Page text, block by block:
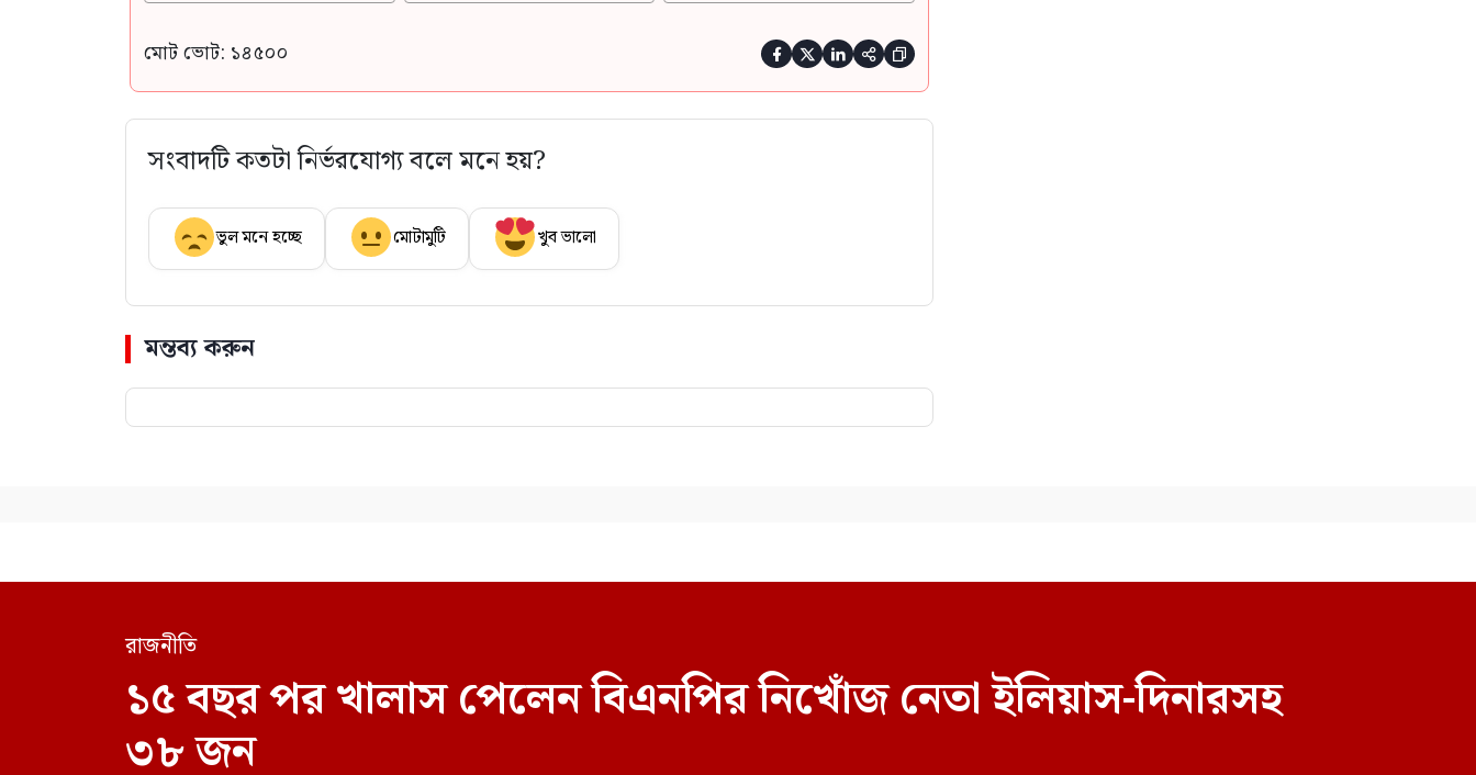
মোট ভোট: ১৪৫০০     
সংবাদটি কতটা নির্ভরযোগ্য বলে মনে হয়?
ভুল মনে হচ্ছে মোটামুটি খুব ভালো
মন্তব্য করুন
রাজনীতি
১৫ বছর পর খালাস পেলেন বিএনপির নিখোঁজ নেতা ইলিয়াস-দিনারসহ
৩৮ জন